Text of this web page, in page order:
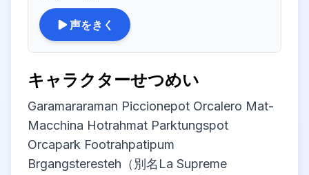
声をきく
キャラクターせつめい
Garamararaman Piccionepot Orcalero Mat-
Macchina Hotrahmat Parktungspot
Orcapark Footrahpatipum
Brgangsteresteh（別名La Supreme